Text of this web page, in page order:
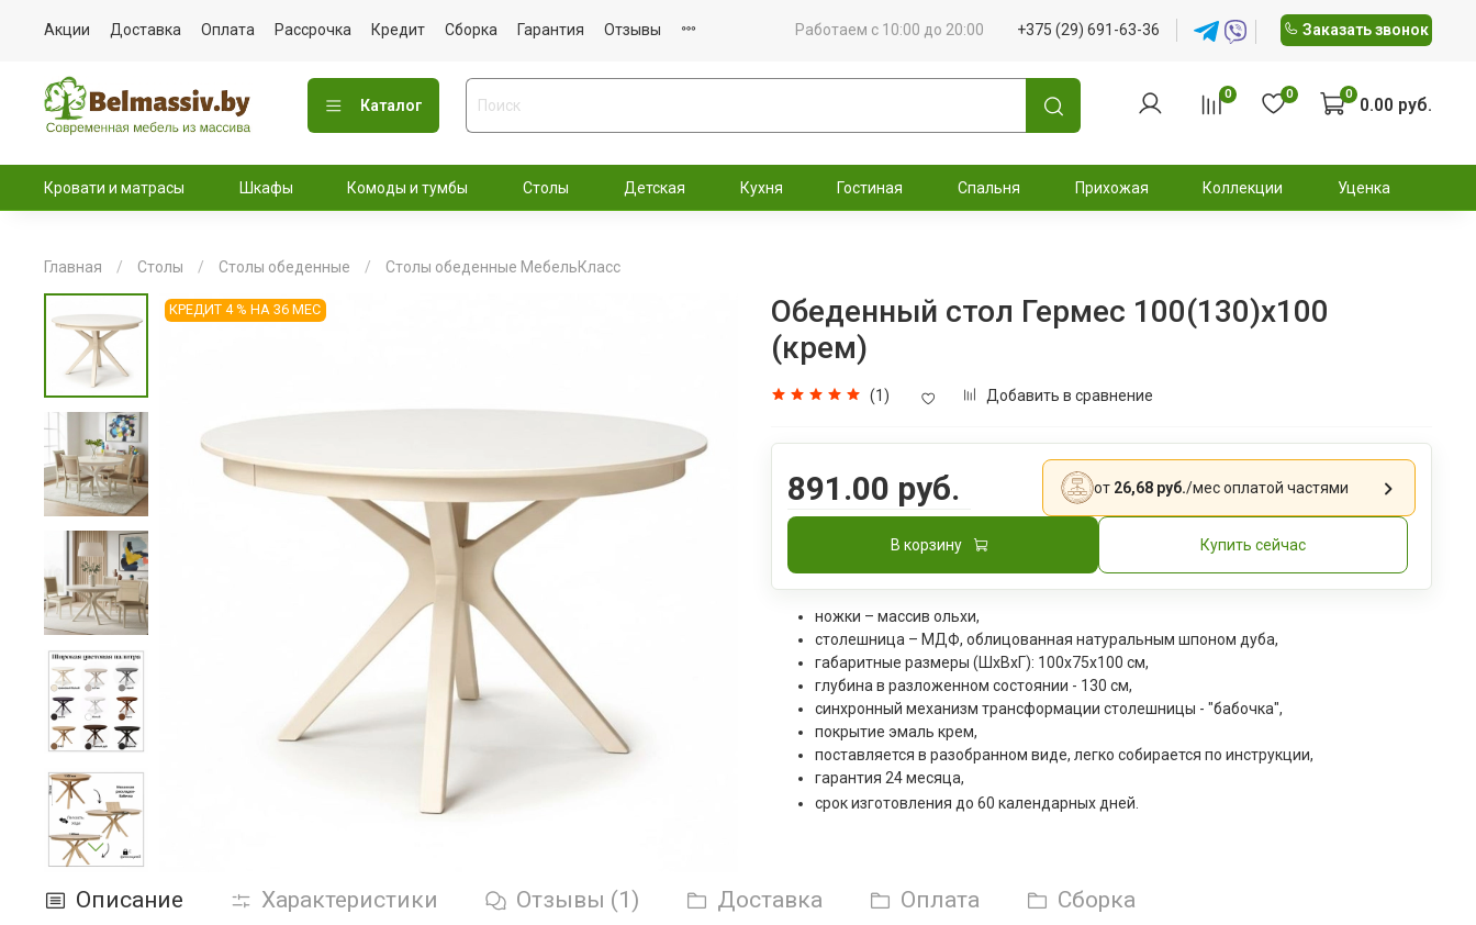
Акции Доставка Оплата Рассрочка Кредит Сборка Гарантия Отзывы Работаем с 10:00 до 20:00 +375 (29) 691-63-36 Заказать звонок
Каталог
0 0 0 0.00 руб.
Кровати и матрасы Шкафы Комоды и тумбы Столы Детская Кухня Гостиная Спальня Прихожая Коллекции Уценка
Главная Столы Столы обеденные Столы обеденные МебельКласс
КРЕДИТ 4 % НА 36 МЕС
Обеденный стол Гермес 100(130)x100
(крем)
(1) Добавить в сравнение
891.00 руб. от 26,68 руб./месоплатой частями
В корзину Купить сейчас
ножки – массив ольхи,
столешница – МДФ, облицованная натуральным шпоном дуба,
габаритные размеры (ШxВxГ): 100х75х100 см,
глубина в разложенном состоянии - 130 см,
синхронный механизм трансформации столешницы - "бабочка",
покрытие эмаль крем,
поставляется в разобранном виде, легко собирается по инструкции,
гарантия 24 месяца,
срок изготовления до 60 календарных дней.
Описание Характеристики Отзывы (1) Доставка Оплата Сборка